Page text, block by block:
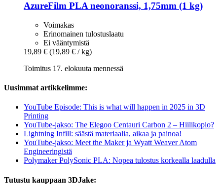
AzureFilm PLA neonoranssi, 1,75mm (1 kg)
Voimakas
Erinomainen tulostuslaatu
Ei vääntymistä
19,89 € (19,89 € / kg)
Toimitus 17. elokuuta mennessä
Uusimmat artikkelimme:
YouTube Episode: This is what will happen in 2025 in 3D
Printing
YouTube-jakso: The Elegoo Centauri Carbon 2 – Hiilikopio?
Lightning Infill: säästä materiaalia, aikaa ja painoa!
YouTube-jakso: Meet the Maker ja Wyatt Weaver Atom
Engineeringistä
Polymaker PolySonic PLA: Nopea tulostus korkealla laadulla
Tutustu kauppaan 3DJake: